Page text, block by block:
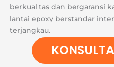
berkualitas dan bergaransi
lantai epoxy berstandar
terjangkau.